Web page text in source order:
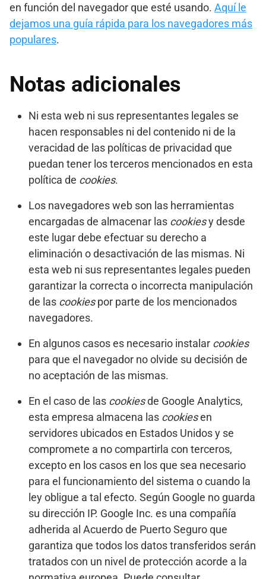
en función del navegador que esté usando. Aquí le
dejamos una guía rápida para los navegadores más
populares.
Notas adicionales
Ni esta web ni sus representantes legales se
hacen responsables ni del contenido ni de la
veracidad de las políticas de privacidad que
puedan tener los terceros mencionados en esta
política de cookies.
Los navegadores web son las herramientas
encargadas de almacenar las cookiesy desde
este lugar debe efectuar su derecho a
eliminación o desactivación de las mismas. Ni
esta web ni sus representantes legales pueden
garantizar la correcta o incorrecta manipulación
de las cookiespor parte de los mencionados
navegadores.
En algunos casos es necesario instalar cookies
para que el navegador no olvide su decisión de
no aceptación de las mismas.
En el caso de las cookiesde Google Analytics,
esta empresa almacena las cookiesen
servidores ubicados en Estados Unidos y se
compromete a no compartirla con terceros,
excepto en los casos en los que sea necesario
para el funcionamiento del sistema o cuando la
ley obligue a tal efecto. Según Google no guarda
su dirección IP. Google Inc. es una compañía
adherida al Acuerdo de Puerto Seguro que
garantiza que todos los datos transferidos serán
tratados con un nivel de protección acorde a la